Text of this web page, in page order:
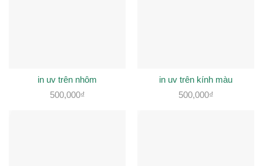
in uv trên nhôm
500,000₫
in uv trên kính màu
500,000₫